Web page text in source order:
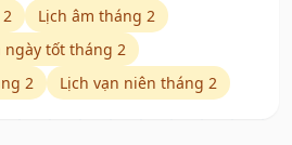
Lịch âm tháng 2
ngày tốt tháng 2
2
Lịch vạn niên tháng 2